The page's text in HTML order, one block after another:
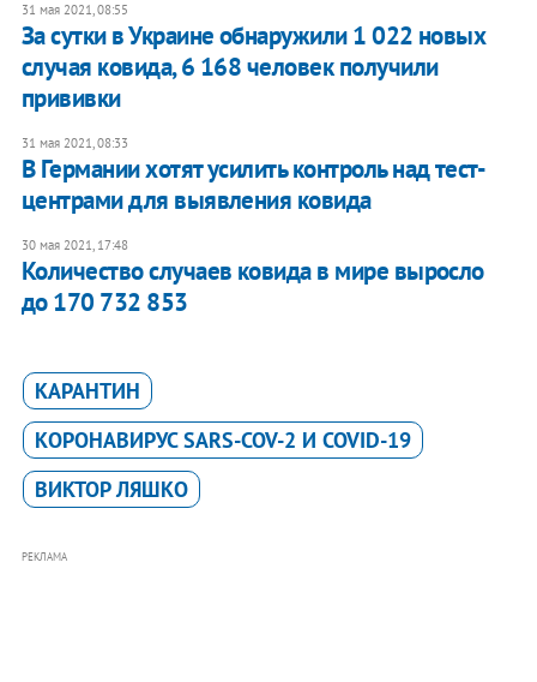
31 мая 2021, 08:55
За сутки в Украине обнаружили 1 022 новых
случая ковида, 6 168 человек получили
прививки
31 мая 2021, 08:33
В Германии хотят усилить контроль над тест-
центрами для выявления ковида
30 мая 2021, 17:48
Количество случаев ковида в мире выросло
до 170 732 853
КАРАНТИН
КОРОНАВИРУС SARS-COV-2 И COVID-19
ВИКТОР ЛЯШКО
РЕКЛАМА